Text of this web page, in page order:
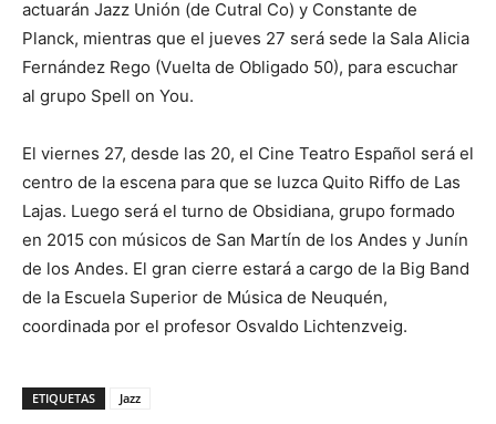
actuarán Jazz Unión (de Cutral Co) y Constante de
Planck, mientras que el jueves 27 será sede la Sala Alicia
Fernández Rego (Vuelta de Obligado 50), para escuchar
al grupo Spell on You.
El viernes 27, desde las 20, el Cine Teatro Español será el
centro de la escena para que se luzca Quito Riffo de Las
Lajas. Luego será el turno de Obsidiana, grupo formado
en 2015 con músicos de San Martín de los Andes y Junín
de los Andes. El gran cierre estará a cargo de la Big Band
de la Escuela Superior de Música de Neuquén,
coordinada por el profesor Osvaldo Lichtenzveig.
ETIQUETAS Jazz